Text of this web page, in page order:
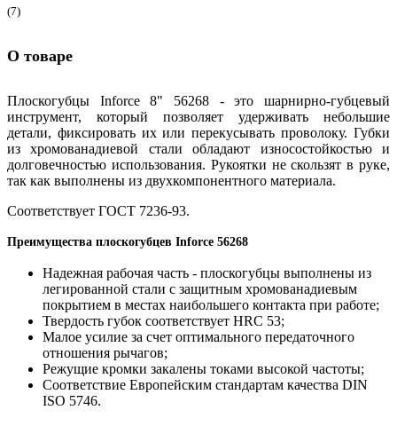
(7)
О товаре
Плоскогубцы Inforce 8" 56268 - это шарнирно-губцевый
инструмент, который позволяет удерживать небольшие
детали, фиксировать их или перекусывать проволоку. Губки
из хромованадиевой стали обладают износостойкостью и
долговечностью использования. Рукоятки не скользят в руке,
так как выполнены из двухкомпонентного материала.
Соответствует ГОСТ 7236-93.
Преимущества плоскогубцев Inforce 56268
Надежная рабочая часть - плоскогубцы выполнены из
легированной стали с защитным хромованадиевым
покрытием в местах наибольшего контакта при работе;
Твердость губок соответствует HRC 53;
Малое усилие за счет оптимального передаточного
отношения рычагов;
Режущие кромки закалены токами высокой частоты;
Соответствие Европейским стандартам качества DIN
ISO 5746.